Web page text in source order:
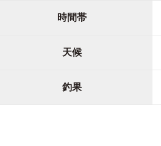
時間帯
天候
釣果